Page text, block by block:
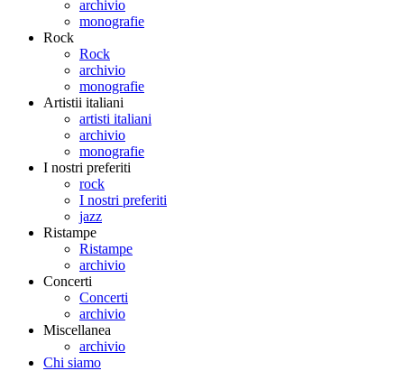
archivio
monografie
Rock
Rock
archivio
monografie
Artistii italiani
artisti italiani
archivio
monografie
I nostri preferiti
rock
I nostri preferiti
jazz
Ristampe
Ristampe
archivio
Concerti
Concerti
archivio
Miscellanea
archivio
Chi siamo